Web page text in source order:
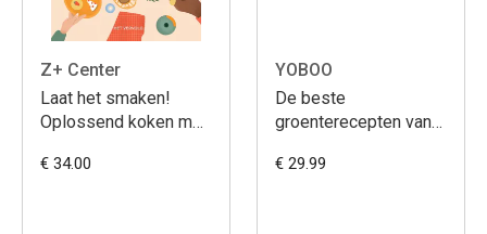
Z+ Center
Laat het smaken!
Oplossend koken met
€ 34.00
YOBOO
De beste
groenterecepten van
€ 29.99